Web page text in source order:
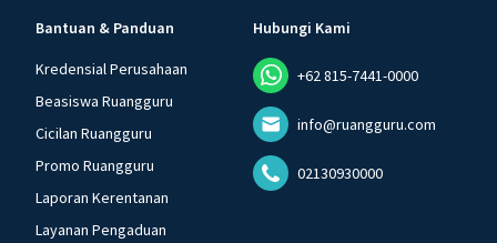
Bantuan & Panduan
Kredensial Perusahaan
Beasiswa Ruangguru
Cicilan Ruangguru
Promo Ruangguru
Laporan Kerentanan
Layanan Pengaduan
Hubungi Kami
+62 815-7441-0000
info@ruangguru.com
02130930000